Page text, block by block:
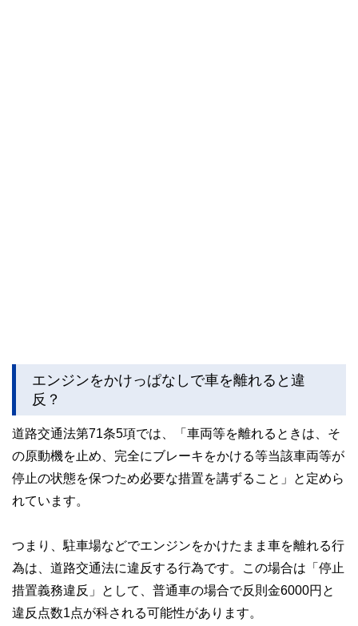
エンジンをかけっぱなしで車を離れると違
反？
道路交通法第71条5項では、「車両等を離れるときは、そ
の原動機を止め、完全にブレーキをかける等当該車両等が
停止の状態を保つため必要な措置を講ずること」と定めら
れています。
つまり、駐車場などでエンジンをかけたまま車を離れる行
為は、道路交通法に違反する行為です。この場合は「停止
措置義務違反」として、普通車の場合で反則金6000円と
違反点数1点が科される可能性があります。